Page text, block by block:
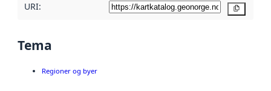
URI:
Tema
Regioner og byer